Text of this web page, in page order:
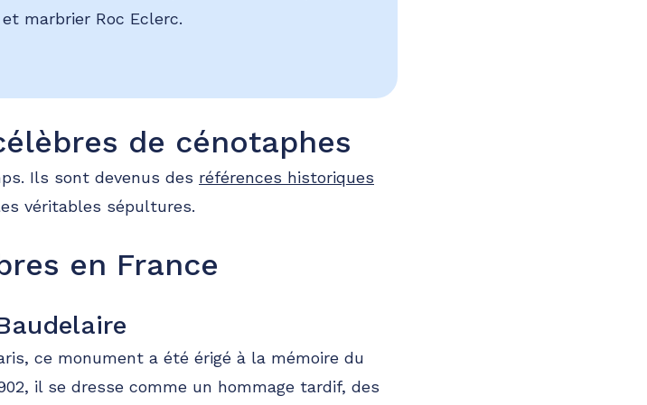
marbrier Roc Eclerc.
de cénotaphes
Ils sont devenus des références historiques
véritables sépultures.
en France
ce monument a été érigé à la mémoire du
il se dresse comme un hommage tardif, des